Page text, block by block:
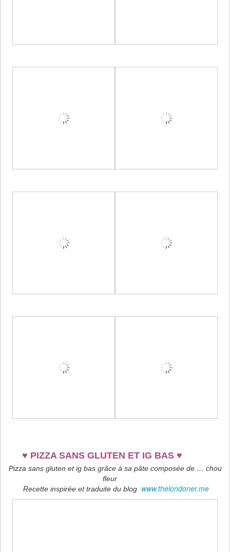
♥ PIZZA SANS GLUTEN ET IG BAS ♥
Pizza sans gluten et ig bas grâce à sa pâte composée de … chou
fleur
Recette inspirée et traduite du blog www.thelondoner.me